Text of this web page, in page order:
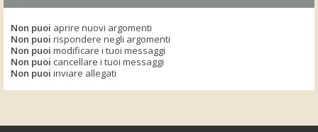
Non puoi aprire nuovi argomenti
Non puoi rispondere negli argomenti
Non puoi modificare i tuoi messaggi
Non puoi cancellare i tuoi messaggi
Non puoi inviare allegati